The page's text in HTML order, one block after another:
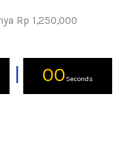
Rp 1,250,000
00Seconds